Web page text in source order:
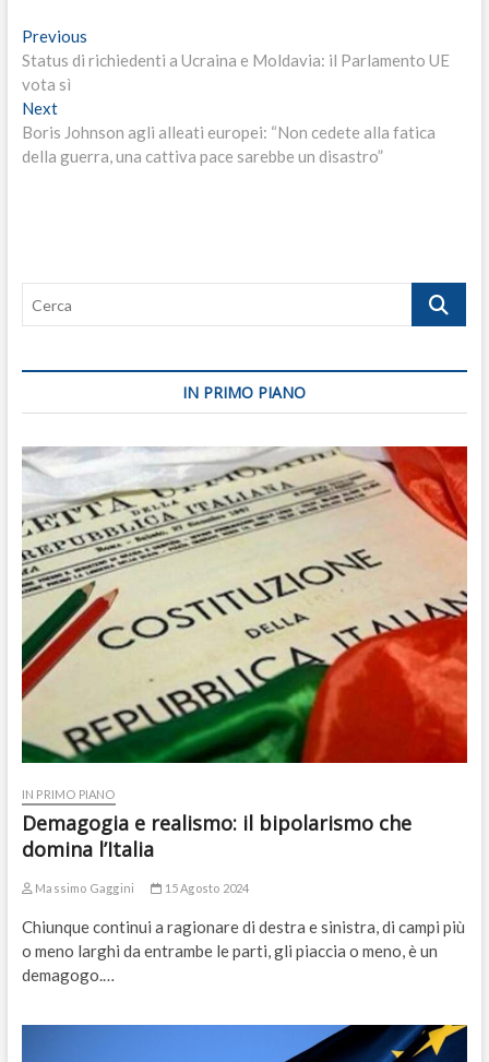
Navigazione
articoli
PreviousPrevious
post:
Status di richiedenti a Ucraina e Moldavia: il Parlamento UE
vota sì
NextNext
post:
Boris Johnson agli alleati europei: “Non cedete alla fatica
della guerra, una cattiva pace sarebbe un disastro”
Cerca
IN PRIMO PIANO
IN PRIMO PIANO
Demagogia e realismo: il bipolarismo che
domina l’Italia
Massimo Gaggini 15 Agosto 2024
Chiunque continui a ragionare di destra e sinistra, di campi più
o meno larghi da entrambe le parti, gli piaccia o meno, è un
demagogo.…